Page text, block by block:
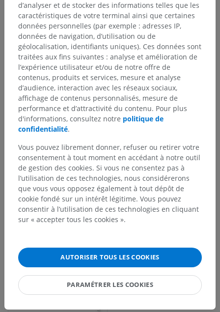
d’analyser et de stocker des informations telles que les
caractéristiques de votre terminal ainsi que certaines
données personnelles (par exemple : adresses IP,
données de navigation, d’utilisation ou de
géolocalisation, identifiants uniques). Ces données sont
traitées aux fins suivantes : analyse et amélioration de
l’expérience utilisateur et/ou de notre offre de
contenus, produits et services, mesure et analyse
d’audience, interaction avec les réseaux sociaux,
affichage de contenus personnalisés, mesure de
performance et d’attractivité du contenu. Pour plus
d'informations, consultez notre politique de
confidentialité.
Vous pouvez librement donner, refuser ou retirer votre
consentement à tout moment en accédant à notre outil
de gestion des cookies. Si vous ne consentez pas à
l’utilisation de ces technologies, nous considérerons
que vous vous opposez également à tout dépôt de
cookie fondé sur un intérêt légitime. Vous pouvez
consentir à l’utilisation de ces technologies en cliquant
sur « accepter tous les cookies ».
AUTORISER TOUS LES COOKIES
PARAMÉTRER LES COOKIES